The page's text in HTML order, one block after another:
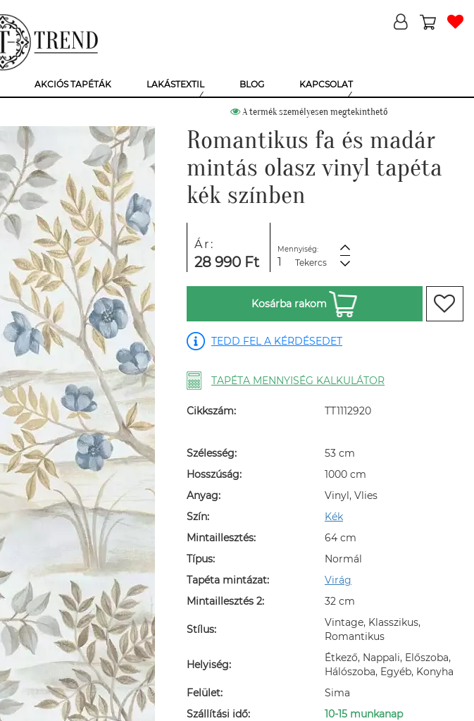
AKCIÓS TAPÉTÁK LAKÁSTEXTIL BLOG KAPCSOLAT
A termék személyesen megtekinthető
Romantikus fa és madár
mintás olasz vinyl tapéta
kék színben
Ár:
28 990 Ft
Mennyiség:
Tekercs
Kosárba rakom
TEDD FEL A KÉRDÉSEDET
TAPÉTA MENNYISÉG KALKULÁTOR
Cikkszám: TT1112920
Szélesség:
53 cm
Hosszúság:
1000 cm
Anyag:
Vinyl, Vlies
Szín:
Kék
Mintaillesztés:
64 cm
Típus:
Normál
Tapéta mintázat:
Virág
Mintaillesztés 2:
32 cm
Stílus:
Vintage, Klasszikus,
Romantikus
Helyiség:
Étkező, Nappali, Előszoba,
Hálószoba, Egyéb, Konyha
Felület:
Sima
Szállítási idő:
10-15 munkanap